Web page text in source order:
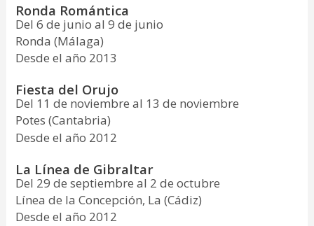
Ronda Romántica
Del 6 de junio al 9 de junio
Ronda (Málaga)
Desde el año 2013
Fiesta del Orujo
Del 11 de noviembre al 13 de noviembre
Potes (Cantabria)
Desde el año 2012
La Línea de Gibraltar
Del 29 de septiembre al 2 de octubre
Línea de la Concepción, La (Cádiz)
Desde el año 2012